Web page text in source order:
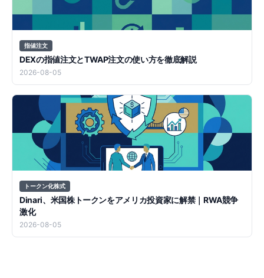
指値注文
DEXの指値注文とTWAP注文の使い方を徹底解説
2026-08-05
トークン化株式
Dinari、米国株トークンをアメリカ投資家に解禁｜RWA競争
激化
2026-08-05